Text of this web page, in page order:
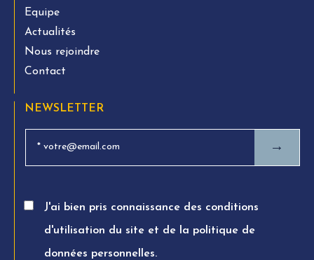
Equipe
Actualités
Nous rejoindre
Contact
NEWSLETTER
→
J'ai bien pris connaissance des conditions
d'utilisation du site et de la politique de
données personnelles.